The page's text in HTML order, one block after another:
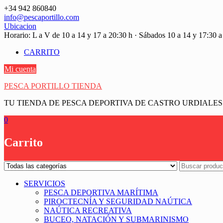
Saltar
contenido
+34 942 860840
info@pescaportillo.com
Ubicacion
Horario: L a V de 10 a 14 y 17 a 20:30 h · Sábados 10 a 14 y 17:30
CARRITO
Mi cuenta
PESCA PORTILLO TIENDA
TU TIENDA DE PESCA DEPORTIVA DE CASTRO URDIALES
0
Carrito
SERVICIOS
PESCA DEPORTIVA MARÍTIMA
PIROCTECNÍA Y SEGURIDAD NAÚTICA
NAÚTICA RECREATIVA
BUCEO, NATACIÓN Y SUBMARINISMO